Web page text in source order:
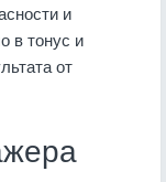
и
в тонус и
от